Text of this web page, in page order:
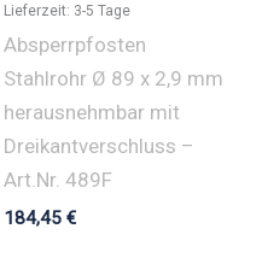
Lieferzeit: 3-5 Tage
Absperrpfosten
Stahlrohr Ø 89 x 2,9 mm
herausnehmbar mit
Dreikantverschluss –
Art.Nr. 489F
184,45 €